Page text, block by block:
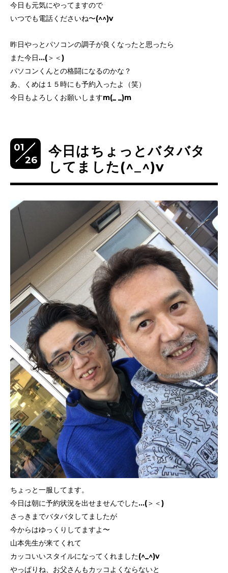
今日も元気にやってますので
いつでも電話くださいね〜(^^)v
昨日やっとパソコンの調子が良くなったと思ったら
また今日…(＞＜)
パソコンくんとの格闘になるのかな？
あ、くめは１５時にも予約入ったよ（笑）
今日もよろしくお願いしますm(_ _)m
01
26
今日はちょっとバタバタ
してました(^_^)v
ちょっと一服してます。
今日は朝に予約状況を出せませんでした…(＞＜)
さっきまでバタバタしてましたが
今からはゆっくりしてますよ〜
山本先生が来てくれて
カッコいいスタイルになってくれました(^_^)v
やっぱりね、お父さんもカッコよくならないと